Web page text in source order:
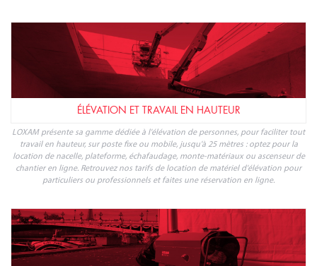
ÉLÉVATION ET TRAVAIL EN HAUTEUR
LOXAM présente sa gamme dédiée à l'élévation de personnes, pour faciliter tout
travail en hauteur, sur poste fixe ou mobile, jusqu'à 25 mètres : optez pour la
location de nacelle, plateforme, échafaudage, monte-matériaux ou ascenseur de
chantier en ligne. Retrouvez nos tarifs de location de matériel d'élévation pour
particuliers ou professionnels et faites une réservation en ligne.